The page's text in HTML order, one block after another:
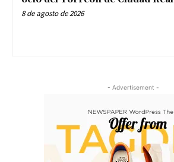
8 de agosto de 2026
- Advertisement -